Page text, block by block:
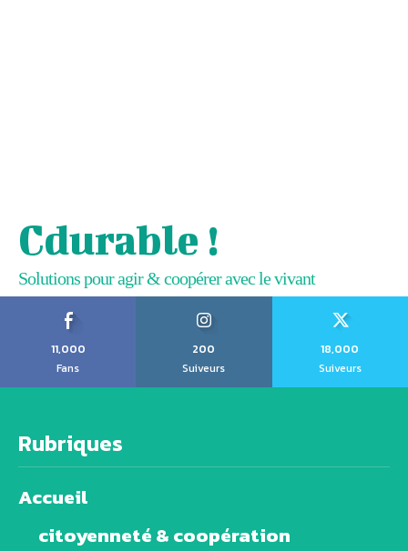
Cdurable !
Solutions pour agir & coopérer avec le vivant
11,000
Fans
200
Suiveurs
18,000
Suiveurs
Rubriques
Accueil
citoyenneté & coopération